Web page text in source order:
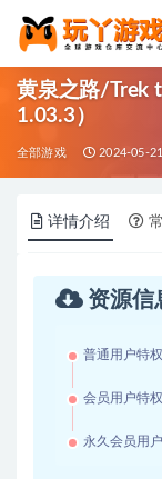
黄泉之路/Trek
1.03.3）
全部游戏 2024-05-21
详情介绍
资源信
普通用户特权
会员用户特权
永久会员用